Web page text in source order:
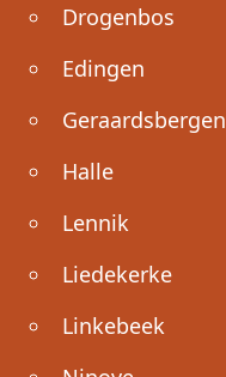
Drogenbos
Edingen
Geraardsbergen
Halle
Lennik
Liedekerke
Linkebeek